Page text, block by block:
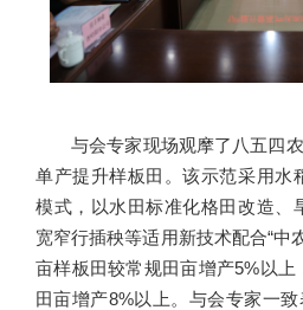
与会专家现场观摩了八五四
单产提升样板田。该示范采用水
模式，以水田标准化格田改造、
宽窄行插秧等适用新技术配合“中
亩样板田较常规田亩增产5%以
田亩增产8%以上。与会专家一致